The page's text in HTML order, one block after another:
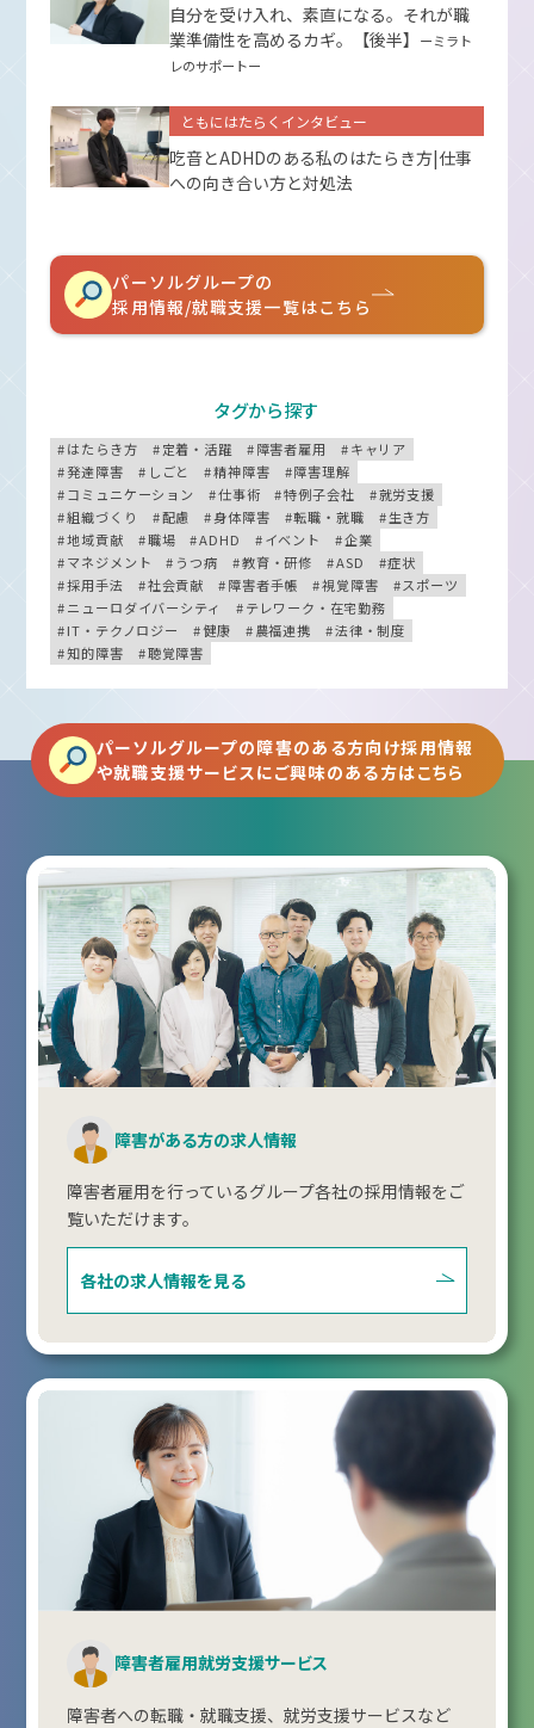
自分を受け入れ、素直になる。それが職
業準備性を高めるカギ。【後半】
ーミラト
レのサポートー
ともにはたらくインタビュー
吃音とADHDのある私のはたらき方|仕事
への向き合い方と対処法
パーソルグループの
採用情報/就職支援一覧はこちら
タグから探す
はたらき方 定着・活躍 障害者雇用
キャリア
発達障害
しごと 精神障害
障害理解
コミュニケーション
仕事術 特例子会社
就労支援
組織づくり
配慮 身体障害 転職・就職
生き方
地域貢献
職場 ADHD イベント
企業
マネジメント
うつ病 教育・研修 ASD
症状
採用手法
社会貢献 障害者手帳 視覚障害
スポーツ
ニューロダイバーシティ
テレワーク・在宅勤務
IT・テクノロジー
健康 農福連携
法律・制度
知的障害
聴覚障害
パーソルグループの障害のある方向け採用情報
や就職支援サービスにご興味のある方はこちら
障害がある方の求人情報
障害者雇用を行っているグループ各社の採用情報をご
覧いただけます。
各社の求人情報を見る
障害者雇用就労支援サービス
障害者への転職・就職支援、就労支援サービスなど